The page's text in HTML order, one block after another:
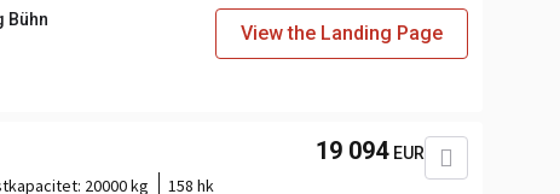
Bühn
View the Landing Page
20000 kg
158 hk
19 094 EUR